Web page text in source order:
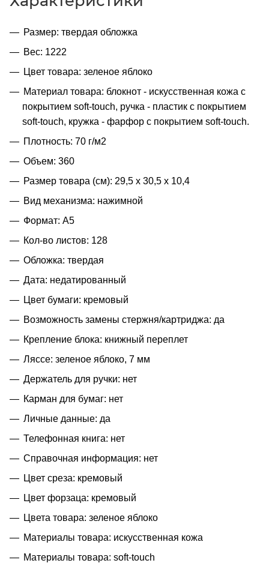
Размер: твердая обложка
Вес: 1222
Цвет товара: зеленое яблоко
Материал товара: блокнот - искусственная кожа с
покрытием soft-touch, ручка - пластик с покрытием
soft-touch, кружка - фарфор с покрытием soft-touch.
Плотность: 70 г/м2
Объем: 360
Размер товара (см): 29,5 х 30,5 х 10,4
Вид механизма: нажимной
Формат: A5
Кол-во листов: 128
Обложка: твердая
Дата: недатированный
Цвет бумаги: кремовый
Возможность замены стержня/картриджа: да
Крепление блока: книжный переплет
Ляссе: зеленое яблоко, 7 мм
Держатель для ручки: нет
Карман для бумаг: нет
Личные данные: да
Телефонная книга: нет
Справочная информация: нет
Цвет среза: кремовый
Цвет форзаца: кремовый
Цвета товара: зеленое яблоко
Материалы товара: искусственная кожа
Материалы товара: soft-touch